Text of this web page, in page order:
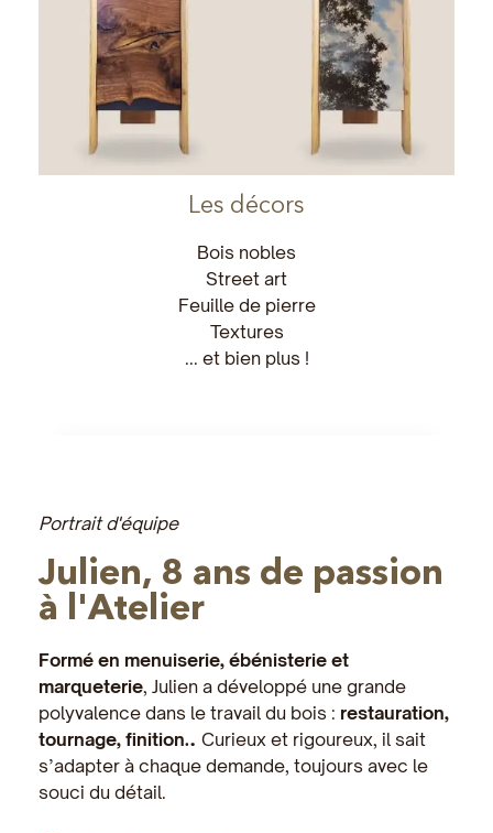
Les décors
Bois nobles
Street art
Feuille de pierre
Textures
... et bien plus !
Portrait d'équipe
Julien, 8 ans de passion
à l'Atelier
Formé en menuiserie, ébénisterie et
marqueterie, Julien a développé une grande
polyvalence dans le travail du bois : restauration,
tournage, finition… Curieux et rigoureux, il sait
s’adapter à chaque demande, toujours avec le
souci du détail.